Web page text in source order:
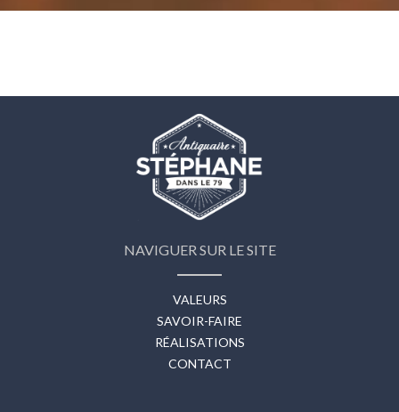
NAVIGUER SUR LE SITE
VALEURS
SAVOIR-FAIRE
RÉALISATIONS
CONTACT